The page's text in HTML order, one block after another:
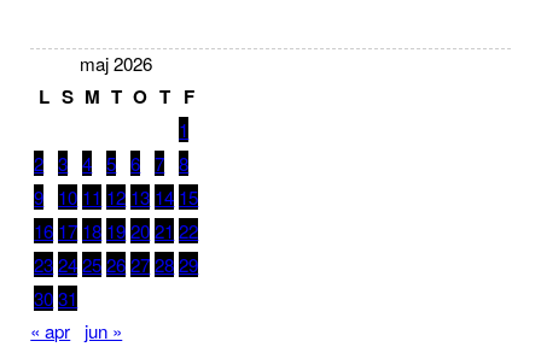
maj 2026
L S M T O T F
1
2 3 4 5 6 7 8
9
10 11 12 13 14 15
16 17 18 19 20 21 22
23 24 25 26 27 28 29
30 31
« apr
jun »